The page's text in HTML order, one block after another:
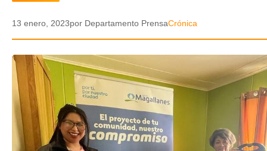
VIDEOS
GALERIA DE FOTOS
APP MÓVIL
13 enero, 2023por Departamento PrensaCrónica